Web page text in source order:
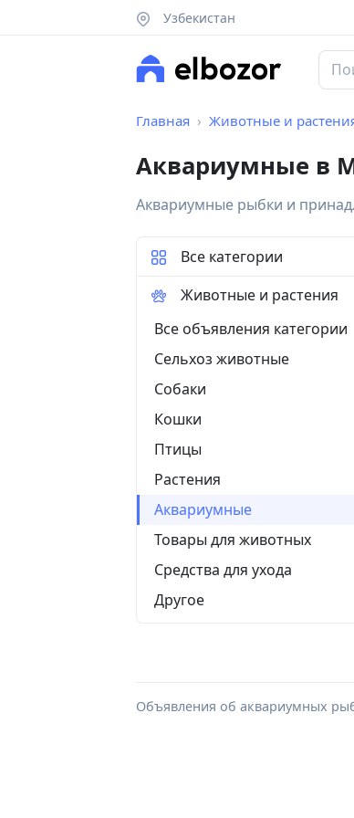
Узбекистан
Главная Животные и
Аквариумные в
Аквариумные рыбки и
Все категории
Животные и растения
Все объявления категории
Сельхоз животные
Собаки
Кошки
Птицы
Растения
Аквариумные
Товары для животных
Средства для ухода
Другое
Объявления об аквариумных